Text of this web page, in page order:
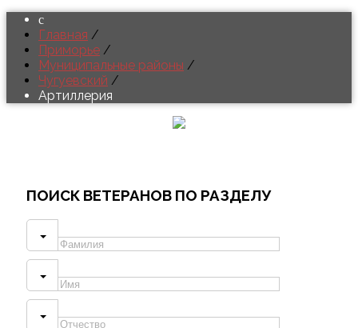
Главная /
Приморье /
Муниципальные районы /
Чугуевский /
Артиллерия
ПОИСК ВЕТЕРАНОВ ПО РАЗДЕЛУ